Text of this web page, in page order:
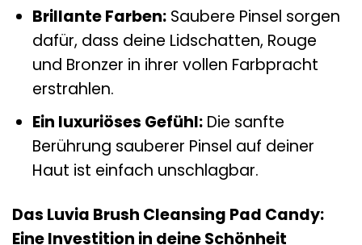
Brillante Farben:Saubere Pinsel sorgen
dafür, dass deine Lidschatten, Rouge
und Bronzer in ihrer vollen Farbpracht
erstrahlen.
Ein luxuriöses Gefühl:Die sanfte
Berührung sauberer Pinsel auf deiner
Haut ist einfach unschlagbar.
Das Luvia Brush Cleansing Pad Candy:
Eine Investition in deine Schönheit